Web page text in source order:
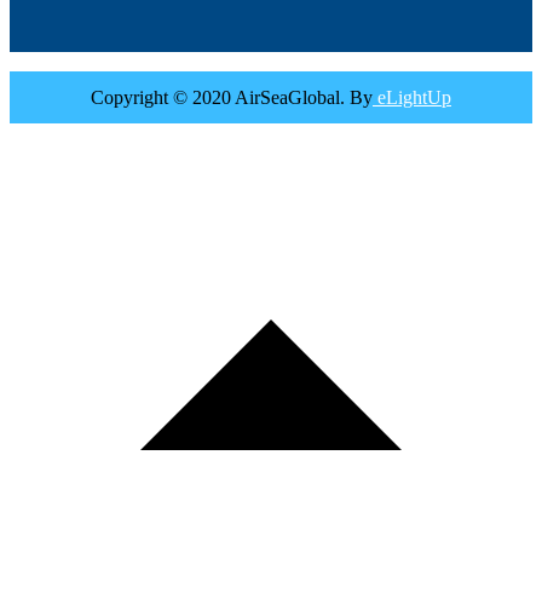
Copyright © 2020 AirSeaGlobal. By eLightUp